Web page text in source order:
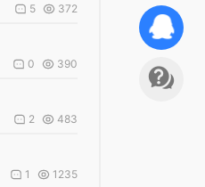
5 372
0 390
2 483
1 1235